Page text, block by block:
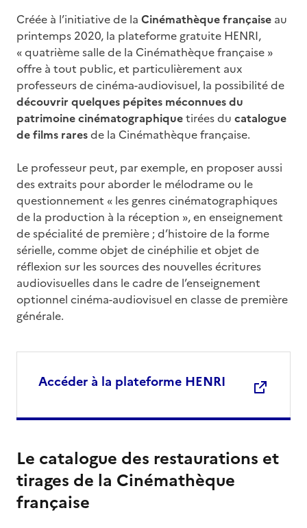
Créée à l’initiative de la Cinémathèque française au
printemps 2020, la plateforme gratuite HENRI,
« quatrième salle de la Cinémathèque française »
offre à tout public, et particulièrement aux
professeurs de cinéma-audiovisuel, la possibilité de
découvrir quelques pépites méconnues du
patrimoine cinématographiquetirées du catalogue
de films raresde la Cinémathèque française.
Le professeur peut, par exemple, en proposer aussi
des extraits pour aborder le mélodrame ou le
questionnement « les genres cinématographiques
de la production à la réception », en enseignement
de spécialité de première ; d’histoire de la forme
sérielle, comme objet de cinéphilie et objet de
réflexion sur les sources des nouvelles écritures
audiovisuelles dans le cadre de l’enseignement
optionnel cinéma-audiovisuel en classe de première
générale.
Accéder à la plateforme HENRI
Le catalogue des restaurations et
tirages de la Cinémathèque
française